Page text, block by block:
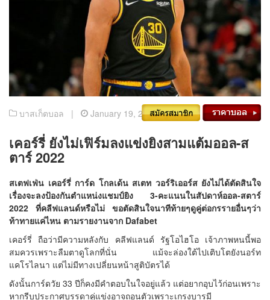
บาสเก็ตบอล | January 19, 2022
เคอร์รี่ ยังไม่เฟิร์มลงแข่งยิงสามแต้มออล-ส
ตาร์ 2022
สเตฟเฟ่น เคอร์รี่ การ์ด โกลเด้น สเตท วอร์ริเออร์ส ยังไม่ได้ตัดสินใจ
เรื่องจะลงป้องกันตำแหน่งแชมป์ยิง 3-คะแนนในสัปดาห์ออล-สตาร์
2022 ที่คลีฟแลนด์หรือไม่ ขอตัดสินใจนาทีท้ายๆดูคู่ต่อกรรายอื่นๆว่า
ท้าทายแค่ไหน ตามรายงานจาก Dafabet
เคอร์รี่ ถือว่ามีความหลังกับ คลีฟแลนด์ รัฐโอไฮโอ เจ้าภาพหนนี้พอ
สมควรเพราะลืมตาดูโลกที่นั่น แม้จะล่องใต้ไปเติบโตยังนอร์ท
แคโรไลนา แต่ไม่มีทางเปลี่ยนหน้าสูติบัตรได้
ดังนั้นการ์ดวัย 33 ปีก็คงมีคำตอบในใจอยู่แล้ว แต่อยากอุบไว้ก่อนเพราะ
หากรีบประกาศบรรดาคู่แข่งอาจถอนตัวเพราะเกรงบารมี